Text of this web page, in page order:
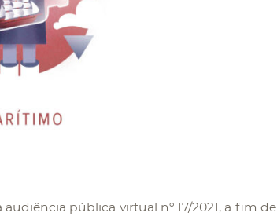
pública virtual nº 17/2021, a fim de